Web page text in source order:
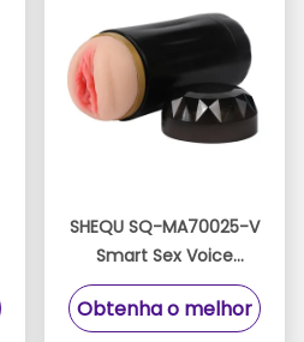
SHEQU SQ-MA70025-V
Smart Sex Voice
Masturbator Cup com
10 velocidades de
Obtenha o melhor